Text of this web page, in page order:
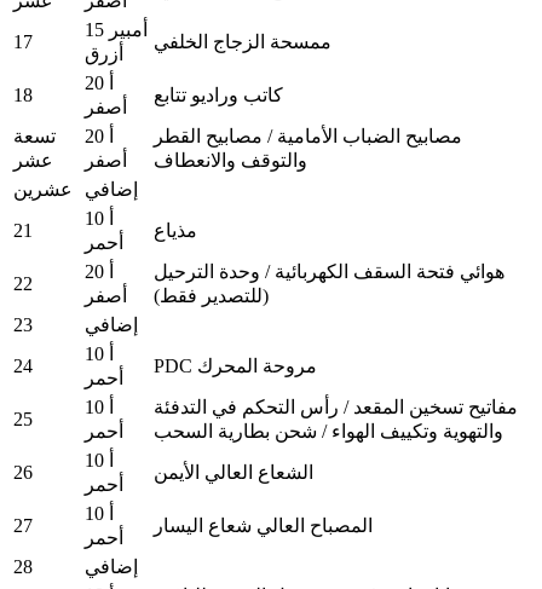
17
15 أمبير
أزرق
ممسحة الزجاج الخلفي
18
20 أ
أصفر
كاتب وراديو تتابع
تسعة
عشر
20 أ
أصفر
مصابيح الضباب الأمامية / مصابيح القطر
والتوقف والانعطاف
عشرين
إضافي
21
10 أ
أحمر
مذياع
22
20 أ
أصفر
هوائي فتحة السقف الكهربائية / وحدة الترحيل
(للتصدير فقط)
23
إضافي
24
10 أ
أحمر
PDC مروحة المحرك
25
10 أ
أحمر
مفاتيح تسخين المقعد / رأس التحكم في التدفئة
والتهوية وتكييف الهواء / شحن بطارية السحب
26
10 أ
أحمر
الشعاع العالي الأيمن
27
10 أ
أحمر
المصباح العالي شعاع اليسار
28
إضافي